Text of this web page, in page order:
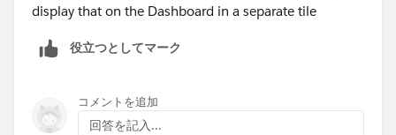
display that on the Dashboard in a separate tile
役立つとしてマーク
コメントを追加
回答を記入...